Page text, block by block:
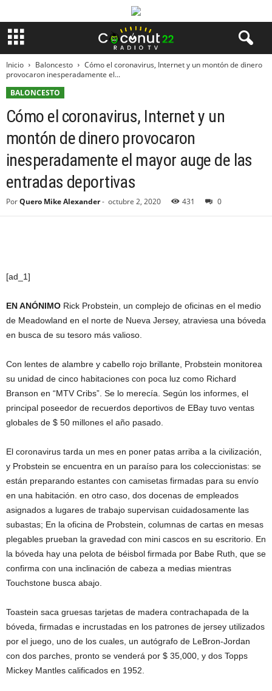
Inicio Baloncesto
Cómo el coronavirus, Internet y un montón de dinero
provocaron inesperadamente el...
BALONCESTO
Cómo el coronavirus, Internet y un
montón de dinero provocaron
inesperadamente el mayor auge de las
entradas deportivas
PorQuero Mike Alexander- octubre 2, 2020 431 0
[ad_1]
EN ANÓNIMO Rick Probstein, un complejo de oficinas en el medio
de Meadowland en el norte de Nueva Jersey, atraviesa una bóveda
en busca de su tesoro más valioso.
Con lentes de alambre y cabello rojo brillante, Probstein monitorea
su unidad de cinco habitaciones con poca luz como Richard
Branson en “MTV Cribs”. Se lo merecía. Según los informes, el
principal poseedor de recuerdos deportivos de EBay tuvo ventas
globales de $ 50 millones el año pasado.
El coronavirus tarda un mes en poner patas arriba a la civilización,
y Probstein se encuentra en un paraíso para los coleccionistas: se
están preparando estantes con camisetas firmadas para su envío
en una habitación. en otro caso, dos docenas de empleados
asignados a lugares de trabajo supervisan cuidadosamente las
subastas; En la oficina de Probstein, columnas de cartas en mesas
plegables prueban la gravedad con mini cascos en su escritorio. En
la bóveda hay una pelota de béisbol firmada por Babe Ruth, que se
confirma con una inclinación de cabeza a medias mientras
Touchstone busca abajo.
Toastein saca gruesas tarjetas de madera contrachapada de la
bóveda, firmadas e incrustadas en los patrones de jersey utilizados
por el juego, uno de los cuales, un autógrafo de LeBron-Jordan
con dos parches, pronto se venderá por $ 35,000, y dos Topps
Mickey Mantles calificados en 1952.